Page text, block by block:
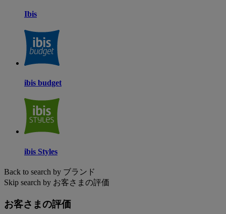
Ibis
ibis budget
ibis Styles
Back to search by ブランド
Skip search by お客さまの評価
お客さまの評価